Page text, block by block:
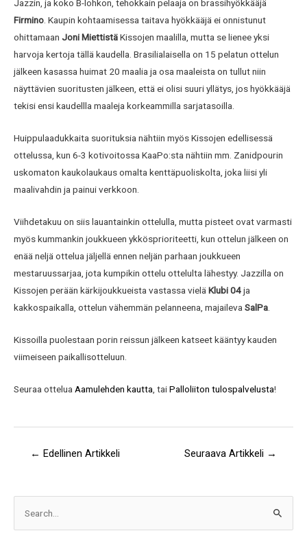
Jazzin, ja koko B-lohkon, tehokkain pelaaja on brassihyökkääjä
Firmino . Kaupin kohtaamisessa taitava hyökkääjä ei onnistunut
ohittamaan Joni MiettistäKissojen maalilla, mutta se lienee yksi
harvoja kertoja tällä kaudella. Brasilialaisella on 15 pelatun ottelun
jälkeen kasassa huimat 20 maalia ja osa maaleista on tullut niin
näyttävien suoritusten jälkeen, että ei olisi suuri yllätys, jos hyökkääjä
tekisi ensi kaudellla maaleja korkeammilla sarjatasoilla.
Huippulaadukkaita suorituksia nähtiin myös Kissojen edellisessä
ottelussa, kun 6-3 kotivoitossa KaaPo:sta nähtiin mm. Zanidpourin
uskomaton kaukolaukaus omalta kenttäpuoliskolta, joka liisi yli
maalivahdin ja painui verkkoon.
Viihdetakuu on siis lauantainkin ottelulla, mutta pisteet ovat varmasti
myös kummankin joukkueen ykkösprioriteetti, kun ottelun jälkeen on
enää neljä ottelua jäljellä ennen neljän parhaan joukkueen
mestaruussarjaa, jota kumpikin ottelu ottelulta lähestyy. Jazzilla on
Kissojen perään kärkijoukkueista vastassa vielä Klubi 04ja
kakkospaikalla, ottelun vähemmän pelanneena, majaileva SalPa
Kissoilla puolestaan porin reissun jälkeen katseet kääntyy kauden
viimeiseen paikallisotteluun.
Seuraa ottelua Aamulehden kautta , taiPalloliiton tulospalvelusta!
← Edellinen Artikkeli Seuraava Artikkeli →